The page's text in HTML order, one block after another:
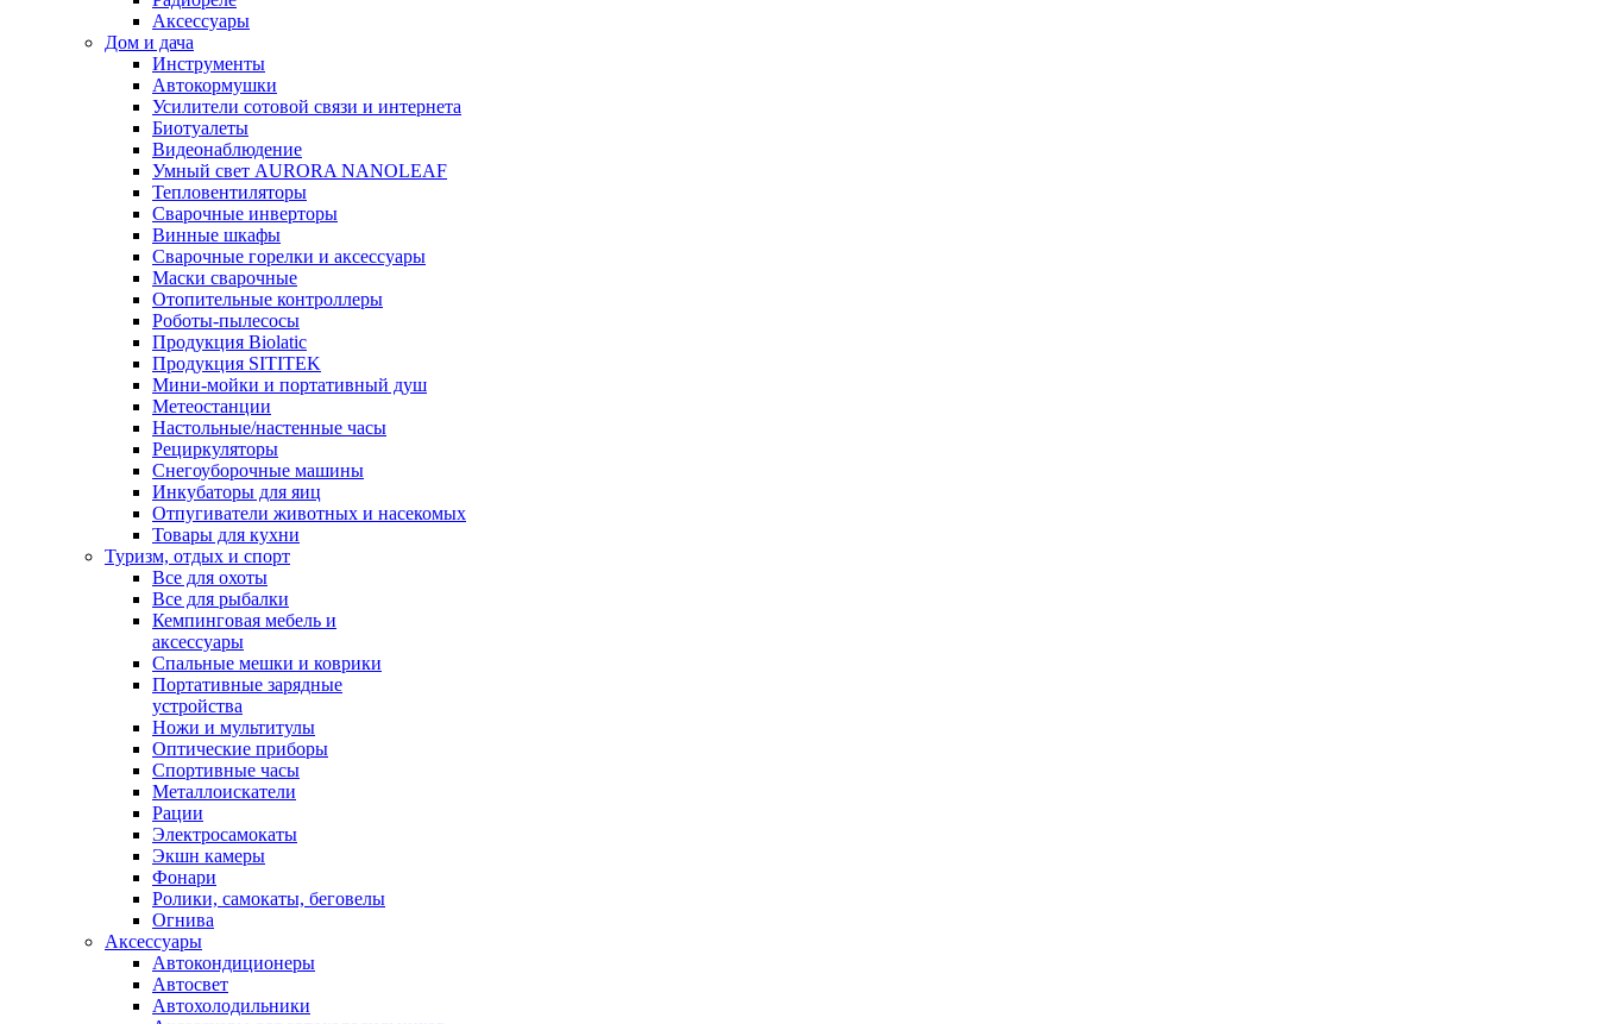
Аксессуары
Дом и дача
Инструменты
Автокормушки
Усилители сотовой связи и интернета
Биотуалеты
Видеонаблюдение
Умный свет AURORA NANOLEAF
Тепловентиляторы
Сварочные инверторы
Винные шкафы
Сварочные горелки и аксессуары
Маски сварочные
Отопительные контроллеры
Роботы-пылесосы
Продукция Biolatic
Продукция SITITEK
Мини-мойки и портативный душ
Метеостанции
Настольные/настенные часы
Рециркуляторы
Снегоуборочные машины
Инкубаторы для яиц
Отпугиватели животных и насекомых
Товары для кухни
Туризм, отдых и спорт
Все для охоты
Все для рыбалки
Кемпинговая мебель и
аксессуары
Спальные мешки и коврики
Портативные зарядные
устройства
Ножи и мультитулы
Оптические приборы
Спортивные часы
Металлоискатели
Рации
Электросамокаты
Экшн камеры
Фонари
Ролики, самокаты, беговелы
Огнива
Аксессуары
Автокондиционеры
Aвтосвет
Автохолодильники